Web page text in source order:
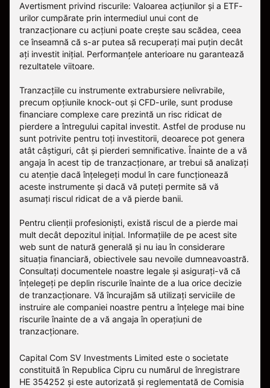
Avertisment privind riscurile: Valoarea acțiunilor și a ETF-
urilor cumpărate prin intermediul unui cont de
tranzacționare cu acțiuni poate crește sau scădea, ceea
ce înseamnă că s-ar putea să recuperați mai puțin decât
ați investit inițial. Performanțele anterioare nu garantează
rezultatele viitoare.
Tranzacțiile cu instrumente extrabursiere nelivrabile,
precum opțiunile knock-out și CFD-urile, sunt produse
financiare complexe care prezintă un risc ridicat de
pierdere a întregului capital investit. Astfel de produse nu
sunt potrivite pentru toți investitorii, deoarece pot genera
atât câștiguri, cât și pierderi semnificative. Înainte de a vă
angaja în acest tip de tranzacționare, ar trebui să analizați
cu atenție dacă înțelegeți modul în care funcționează
aceste instrumente și dacă vă puteți permite să vă
asumați riscul ridicat de a vă pierde banii.
Pentru clienții profesioniști, există riscul de a pierde mai
mult decât depozitul inițial. Informațiile de pe acest site
web sunt de natură generală și nu iau în considerare
situația financiară, obiectivele sau nevoile dumneavoastră.
Consultați documentele noastre legale și asigurați-vă că
înțelegeți pe deplin riscurile înainte de a lua orice decizie
de tranzacționare. Vă încurajăm să utilizați serviciile de
instruire ale companiei noastre pentru a înțelege mai bine
riscurile înainte de a vă angaja în operațiuni de
tranzacționare.
Capital Com SV Investments Limited este o societate
constituită în Republica Cipru cu numărul de înregistrare
HE 354252 și este autorizată și reglementată de Comisia